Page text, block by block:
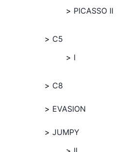
PICASSO II
C5
I
C8
EVASION
JUMPY